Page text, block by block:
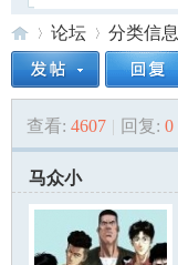
美»
论坛
›
分类信息
查看: 4607 | 回复: 0
马众小